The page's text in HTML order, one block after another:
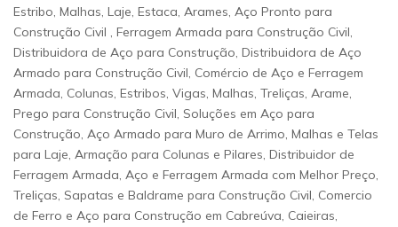
Estribo, Malhas, Laje, Estaca, Arames, Aço Pronto para
Construção Civil , Ferragem Armada para Construção Civil,
Distribuidora de Aço para Construção, Distribuidora de Aço
Armado para Construção Civil, Comércio de Aço e Ferragem
Armada, Colunas, Estribos, Vigas, Malhas, Treliças, Arame,
Prego para Construção Civil, Soluções em Aço para
Construção, Aço Armado para Muro de Arrimo, Malhas e Telas
para Laje, Armação para Colunas e Pilares, Distribuidor de
Ferragem Armada, Aço e Ferragem Armada com Melhor Preço,
Treliças, Sapatas e Baldrame para Construção Civil, Comercio
de Ferro e Aço para Construção em Cabreúva, Caieiras,